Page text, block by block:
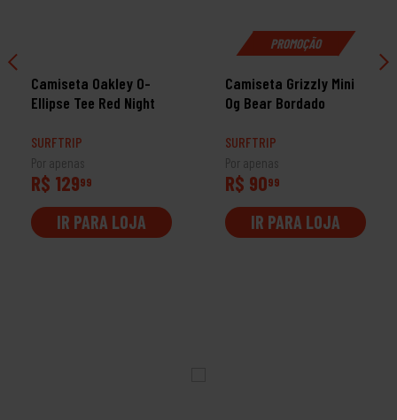
Camiseta Oakley O-
Ellipse Tee Red Night
SURFTRIP
Por apenas
R$ 12999
IR PARA LOJA
PROMOÇÃO
Camiseta Grizzly Mini
Og Bear Bordado
SURFTRIP
Por apenas
R$ 9099
IR PARA LOJA